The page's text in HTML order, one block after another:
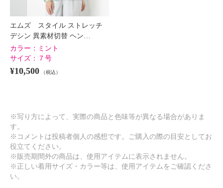
エムズ スタイル ストレッチ
デシン 異素材切替 ヘン…
カラー： ミント
サイズ：
７号
¥10,500 （税込）
※写り方によって、実際の商品と色味等が異なる場合がありま
す。
※コメントは投稿者個人の感想です。ご購入の際の目安としてお
役立てください。
※販売期間外の商品は、使用アイテムに表示されません。
※正しい着用サイズ・カラー等は、使用アイテムをご確認くださ
い。